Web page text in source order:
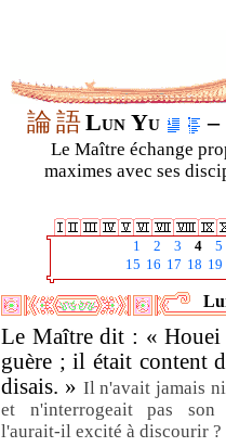
論語Lun Yu –
Le Maître échange
maximes avec ses
1 2 3 4
5
15 16 17 18 19
Le Maître dit : « Houei
guère ; il était content
disais. » Il n'avait jamais
et n'interrogeait pas son
l'aurait-il excité à discourir ?